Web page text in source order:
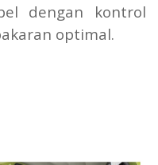
dengan kontrol
optimal.